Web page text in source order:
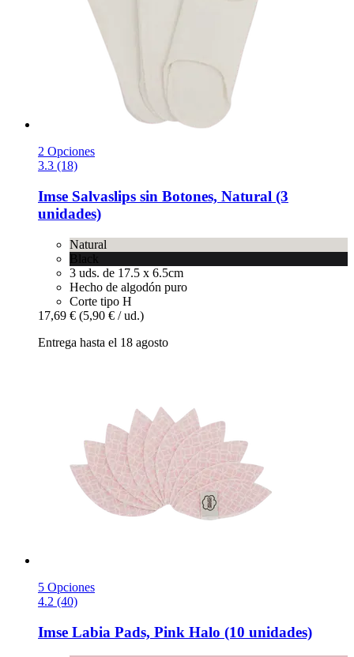
2 Opciones
3.3 (18)
Imse Salvaslips sin Botones, Natural (3
unidades)
Natural
Black
3 uds. de 17.5 x 6.5cm
Hecho de algodón puro
Corte tipo H
17,69 € (5,90 € / ud.)
Entrega hasta el 18 agosto
5 Opciones
4.2 (40)
Imse Labia Pads, Pink Halo (10 unidades)